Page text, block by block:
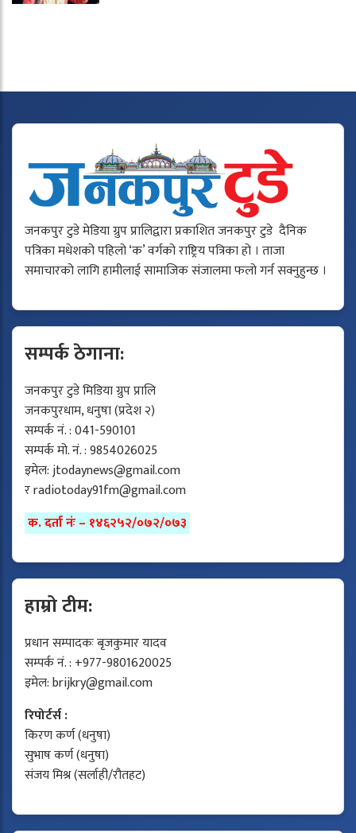
जनकपुर टुडे मेडिया ग्रुप प्रालिद्वारा प्रकाशित जनकपुर टुडे दैनिक
पत्रिका मधेशको पहिलो ‘क’ वर्गको राष्ट्रिय पत्रिका हो । ताजा
समाचारको लागि हामीलाई सामाजिक संजालमा फलो गर्न सक्नुहुन्छ ।
सम्पर्क ठेगाना:
जनकपुर टुडे मिडिया ग्रुप प्रालि
जनकपुरधाम, धनुषा (प्रदेश २)
सम्पर्क नं. : 041-590101
सम्पर्क मो. नं. : 9854026025
इमेल:jtodaynews@gmail.com
रradiotoday91fm@gmail.com
क. दर्ता नंः – १४६२५२/०७२/०७३
हाम्रो टीम:
प्रधान सम्पादकः बृजकुमार यादव
सम्पर्क नं. : +977-9801620025
इमेल:brijkry@gmail.com
रिपोर्टर्स :
किरण कर्ण (धनुषा)
सुभाष कर्ण (धनुषा)
संजय मिश्र (सर्लाही/रौतहट)